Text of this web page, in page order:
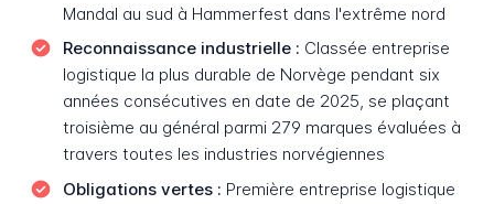
Mandal au sud à Hammerfest dans l'extrême nord
Reconnaissance industrielle : Classée entreprise
logistique la plus durable de Norvège pendant six
années consécutives en date de 2025, se plaçant
troisième au général parmi 279 marques évaluées à
travers toutes les industries norvégiennes
Obligations vertes : Première entreprise logistique